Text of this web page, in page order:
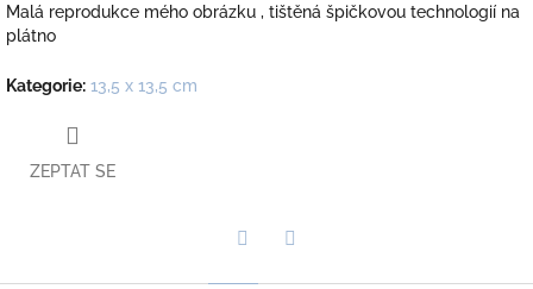
Malá reprodukce mého obrázku , tištěná špičkovou technologií na
plátno
Kategorie: 13,5 x 13,5 cm
ZEPTAT SE